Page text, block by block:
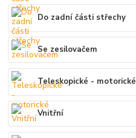
Do zadní části střechy
Se zesilovačem
Teleskopické - motorické
Vnitřní